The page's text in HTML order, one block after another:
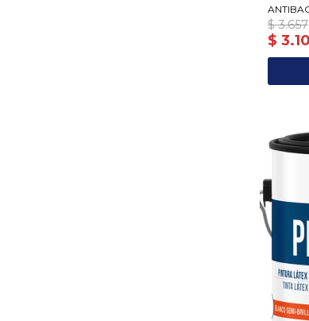
$
$ 3.657